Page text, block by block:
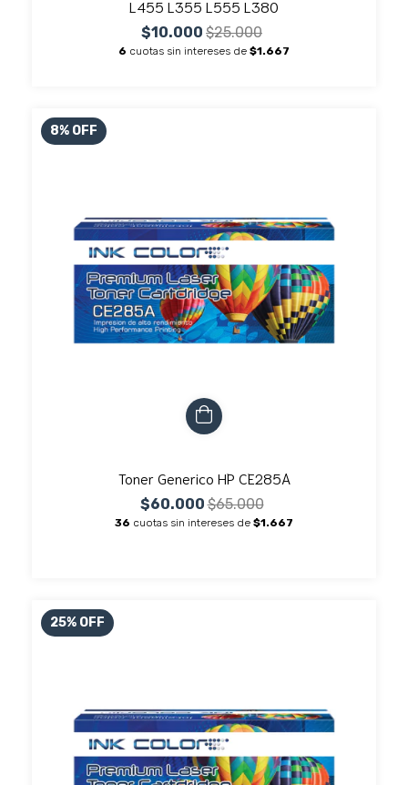
L455 L355 L555 L380
$10.000 $25.000
6 cuotas sin intereses de $1.667
8% OFF
Toner Generico HP CE285A
$60.000$65.000
36 cuotas sin intereses de $1.667
25% OFF